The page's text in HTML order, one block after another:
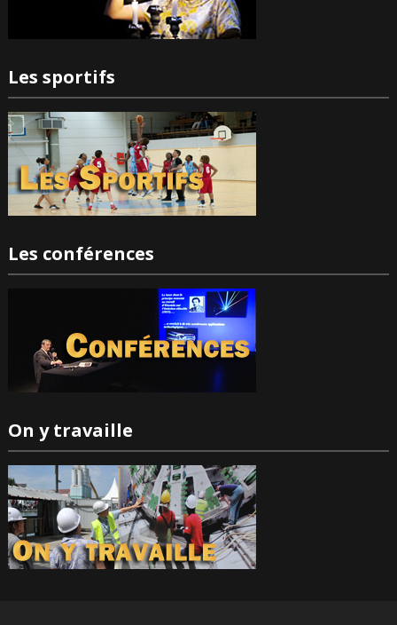
Les sportifs
Les conférences
On y travaille